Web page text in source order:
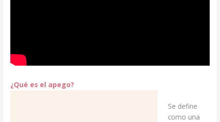
¿Qué es el apego?
Se define
como una